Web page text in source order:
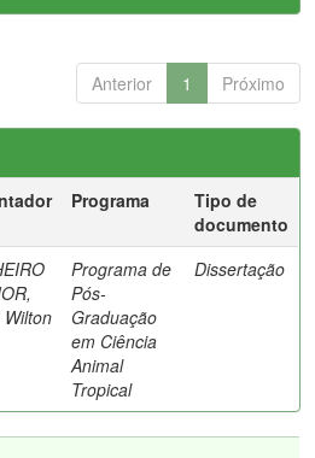
Anterior 1 Próximo
Programa
Tipo de
documento
Wilton
Programa de
Pós-
Graduação
em Ciência
Animal
Tropical
Dissertação